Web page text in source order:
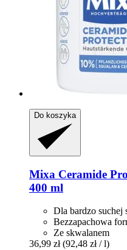
Do koszyka
Mixa Ceramide
400 ml
Dla bardzo suchej
Bezzapachowa
Ze skwalanem
36,99 zł (92,48 zł / l)